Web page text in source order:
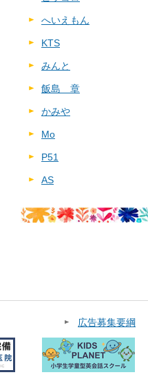
へいえもん
KTS
みんと
飯島 章
かみや
Mo
P51
AS
広告募集要綱